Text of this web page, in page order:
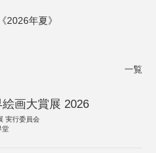
2026年夏》
一覧
画大賞展 2026
実行委員会
堂